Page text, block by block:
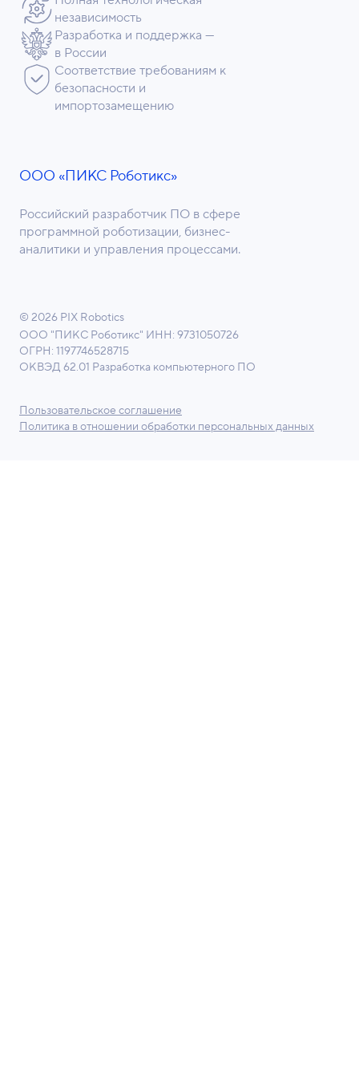
ООО «ПИКС Роботикс»
Российский разработчик ПО в сфере
программной роботизации, бизнес-
аналитики и управления процессами.
независимость
Разработка и поддержка —
в России
Соответствие требованиям к
безопасности и
импортозамещению
© 2026 PIX Robotics
ООО "ПИКС Роботикс" ИНН: 9731050726
ОГРН: 1197746528715
ОКВЭД 62.01 Разработка компьютерного ПО
Пользовательское соглашение
Политика в отношении обработки персональных данных